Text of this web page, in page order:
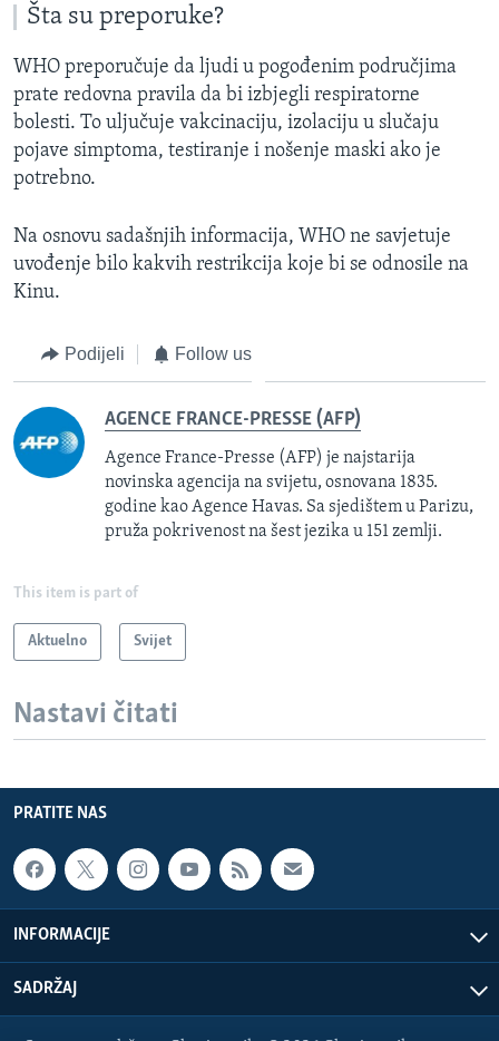
Šta su preporuke?
WHO preporučuje da ljudi u pogođenim područjima
prate redovna pravila da bi izbjegli respiratorne
bolesti. To uljučuje vakcinaciju, izolaciju u slučaju
pojave simptoma, testiranje i nošenje maski ako je
potrebno.
Na osnovu sadašnjih informacija, WHO ne savjetuje
uvođenje bilo kakvih restrikcija koje bi se odnosile na
Kinu.
Podijeli Follow us
AGENCE FRANCE-PRESSE (AFP)
Agence France-Presse (AFP) je najstarija
novinska agencija na svijetu, osnovana 1835.
godine kao Agence Havas. Sa sjedištem u Parizu,
pruža pokrivenost na šest jezika u 151 zemlji.
This item is part of
Aktuelno Svijet
Nastavi čitati
PRATITE NAS
INFORMACIJE
SADRŽAJ